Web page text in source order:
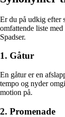
Er du på udkig efter
omfattende liste
Spadser.
1. Gåtur
En gåtur er en
tempo og nyder
motion på.
2. Promenade